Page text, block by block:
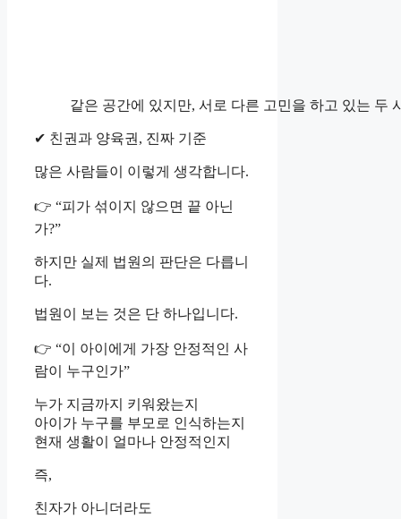
같은 공간에 있지만, 서로 다른 고민을 하고 있는 두
✔ 친권과 양육권, 진짜 기준
많은 사람들이 이렇게 생각합니다.
👉 “피가 섞이지 않으면 끝 아닌
가?”
하지만 실제 법원의 판단은 다릅니
다.
법원이 보는 것은 단 하나입니다.
👉 “이 아이에게 가장 안정적인 사
람이 누구인가”
누가 지금까지 키워왔는지
아이가 누구를 부모로 인식하는지
현재 생활이 얼마나 안정적인지
즉,
친자가 아니더라도